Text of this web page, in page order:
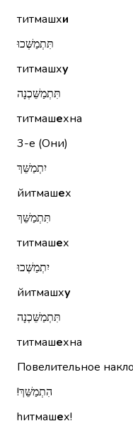
титмашхи
תִּתְמַשְּׁכוּ
титмашху
תִּתְמַשֵּׁכְנָה
титмашехна
3-е (Они)
יִתְמַשֵּׁךְ
йитмашех
תִּתְמַשֵּׁךְ
титмашех
יִתְמַשְּׁכוּ
йитмашху
תִּתְמַשֵּׁכְנָה
титмашехна
Повелительное
הִתְמַשֵּׁךְ!‏
hитмашех!